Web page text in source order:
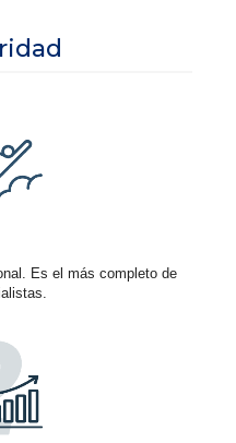
Es el más completo de